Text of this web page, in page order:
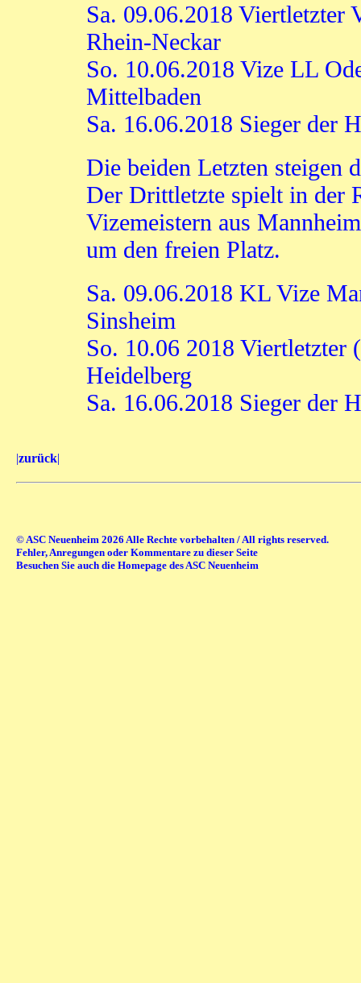
Sa. 09.06.2018 Viertletzter
Rhein-Neckar
So. 10.06.2018 Vize LL
Mittelbaden
Sa. 16.06.2018 Sieger der
Die beiden Letzten steigen
Der Drittletzte spielt in der
Vizemeistern aus
um den freien Platz.
Sa. 09.06.2018 KL Vize
Sinsheim
So. 10.06 2018
Heidelberg
Sa. 16.06.2018 Sieger der
|zurück|
© ASC Neuenheim 2026 Alle Rechte vorbehalten / All rights reserved.
Fehler, Anregungen oder Kommentare zu dieser Seite
Besuchen Sie auch die Homepage des ASC Neuenheim